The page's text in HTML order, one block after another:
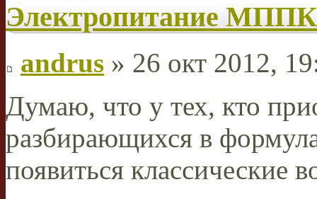
Электропитание
andrus » 26 окт 2012,
Думаю, что у тех, кто
разбирающихся в
появиться классические